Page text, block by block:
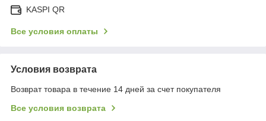
KASPI QR
Все условия оплаты
Условия возврата
Возврат товара в течение 14 дней за счет покупателя
Все условия возврата